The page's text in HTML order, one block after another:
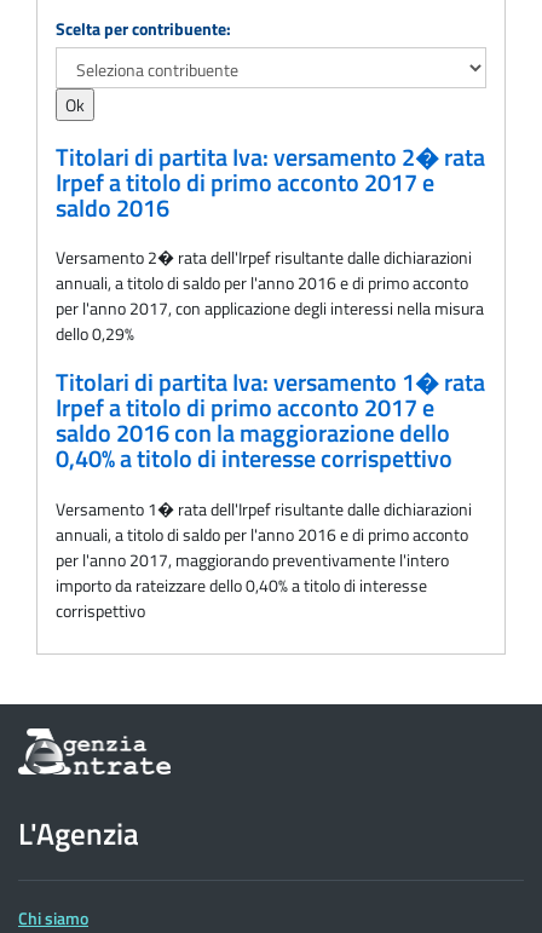
Adempimento
Scelta per contribuente:
Titolari di partita Iva: versamento 2� rata
Irpef a titolo di primo acconto 2017 e
saldo 2016
Versamento 2� rata dell'Irpef risultante dalle dichiarazioni
annuali, a titolo di saldo per l'anno 2016 e di primo acconto
per l'anno 2017, con applicazione degli interessi nella misura
dello 0,29%
Titolari di partita Iva: versamento 1� rata
Irpef a titolo di primo acconto 2017 e
saldo 2016 con la maggiorazione dello
0,40% a titolo di interesse corrispettivo
Versamento 1� rata dell'Irpef risultante dalle dichiarazioni
annuali, a titolo di saldo per l'anno 2016 e di primo acconto
per l'anno 2017, maggiorando preventivamente l'intero
importo da rateizzare dello 0,40% a titolo di interesse
corrispettivo
Informazioni
sul
dell'Agenzia
delle
Entrate
L'Agenzia
Chi siamo